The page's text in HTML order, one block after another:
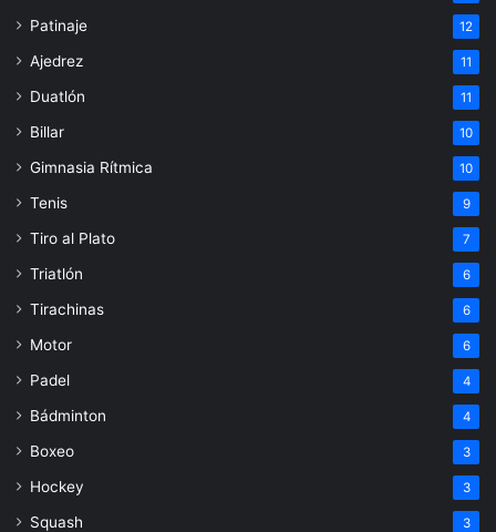
Patinaje 12
Ajedrez 11
Duatlón 11
Billar 10
Gimnasia Rítmica 10
Tenis 9
Tiro al Plato 7
Triatlón 6
Tirachinas 6
Motor 6
Padel 4
Bádminton 4
Boxeo 3
Hockey 3
Squash 3